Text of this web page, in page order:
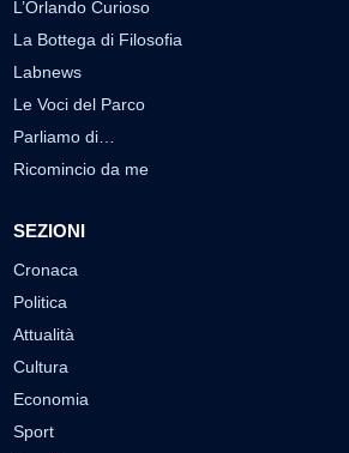
L’Orlando Curioso
La Bottega di Filosofia
Labnews
Le Voci del Parco
Parliamo di…
Ricomincio da me
SEZIONI
Cronaca
Politica
Attualità
Cultura
Economia
Sport